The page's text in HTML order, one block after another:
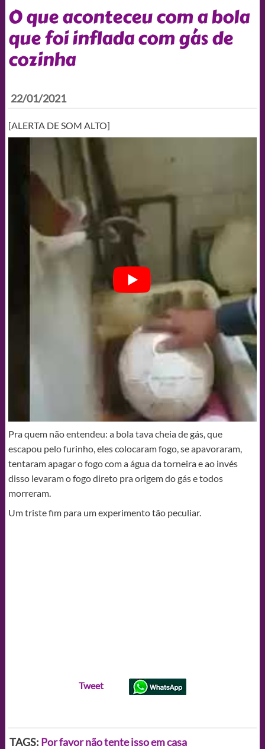
O que aconteceu com a bola
que foi inflada com gás de
cozinha
22/01/2021
[ALERTA DE SOM ALTO]
Pra quem não entendeu: a bola tava cheia de gás, que
escapou pelo furinho, eles colocaram fogo, se apavoraram,
tentaram apagar o fogo com a água da torneira e ao invés
disso levaram o fogo direto pra origem do gás e todos
morreram.
Um triste fim para um experimento tão peculiar.
Tweet
TAGS: Por favor não tente isso em casa